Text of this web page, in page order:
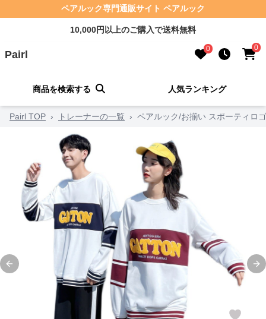
ペアルック専門通販サイト ペアルック
10,000円以上のご購入で送料無料
Pairl 0 0
商品を検索する 人気ランキング
Pairl TOP › トレーナーの一覧 › ペアルック/お揃い スポーティロ
Previous slide